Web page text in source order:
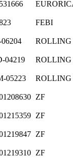
FEBI
ROLLING
04219 ROLLING
05223 ROLLING
ZF
ZF
ZF
ZF